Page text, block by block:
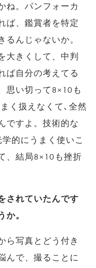
ね。パンフォーカ
ば、鑑賞者を特定
んじゃないか。
大きくして、中判
ば自分の考えてる
思い切って8×10も
く扱えなくて､全然
ですよ。技術的な
的にうまく使いこ
、結局8×10も挫折
されていたんです
。
ら写真とどう付き
んで、撮ることに